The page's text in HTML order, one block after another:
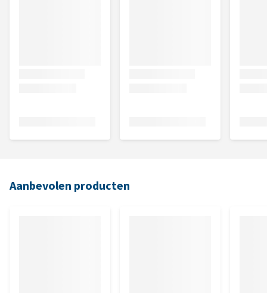
Aanbevolen producten